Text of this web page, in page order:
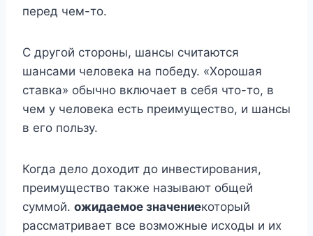
перед чем-то.
С другой стороны, шансы считаются
шансами человека на победу. «Хорошая
ставка» обычно включает в себя что-то, в
чем у человека есть преимущество, и шансы
в его пользу.
Когда дело доходит до инвестирования,
преимущество также называют общей
суммой. ожидаемое значениекоторый
рассматривает все возможные исходы и их